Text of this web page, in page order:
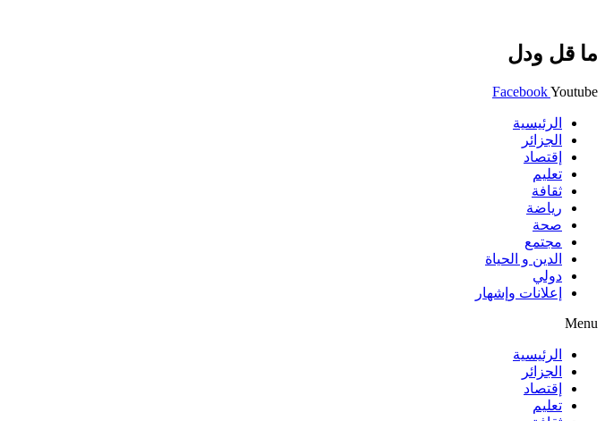
ما قل ودل
FacebookYoutube
الرئيسية
الجزائر
إقتصاد
تعليم
ثقافة
رياضة
صحة
مجتمع
الدين و الحياة
دولي
إعلانات وإشهار
Menu
الرئيسية
الجزائر
إقتصاد
تعليم